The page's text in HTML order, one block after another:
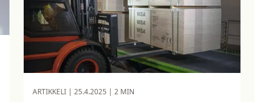
ARTIKKELI | 25.4.2025 | 2 MIN